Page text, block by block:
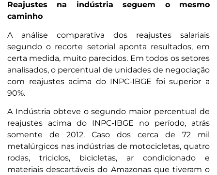
Reajustes na indústria seguem o mesmo
caminho
A análise comparativa dos reajustes salariais
segundo o recorte setorial aponta resultados, em
certa medida, muito parecidos. Em todos os setores
analisados, o percentual de unidades de negociação
com reajustes acima do INPC-IBGE foi superior a
90%.
A Indústria obteve o segundo maior percentual de
reajustes acima do INPC-IBGE no período, atrás
somente de 2012. Caso dos cerca de 72 mil
metalúrgicos nas indústrias de motocicletas, quatro
rodas, triciclos, bicicletas, ar condicionado e
materiais descartáveis do Amazonas que tiveram o